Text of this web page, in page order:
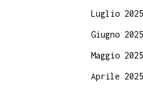
Luglio 2025
Giugno 2025
Maggio 2025
Aprile 2025